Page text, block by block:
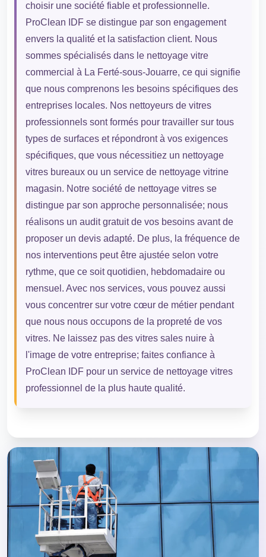
choisir une société fiable et professionnelle.
ProClean IDF se distingue par son engagement
envers la qualité et la satisfaction client. Nous
sommes spécialisés dans le nettoyage vitre
commercial à La Ferté-sous-Jouarre, ce qui signifie
que nous comprenons les besoins spécifiques des
entreprises locales. Nos nettoyeurs de vitres
professionnels sont formés pour travailler sur tous
types de surfaces et répondront à vos exigences
spécifiques, que vous nécessitiez un nettoyage
vitres bureaux ou un service de nettoyage vitrine
magasin. Notre société de nettoyage vitres se
distingue par son approche personnalisée; nous
réalisons un audit gratuit de vos besoins avant de
proposer un devis adapté. De plus, la fréquence de
nos interventions peut être ajustée selon votre
rythme, que ce soit quotidien, hebdomadaire ou
mensuel. Avec nos services, vous pouvez aussi
vous concentrer sur votre cœur de métier pendant
que nous nous occupons de la propreté de vos
vitres. Ne laissez pas des vitres sales nuire à
l'image de votre entreprise; faites confiance à
ProClean IDF pour un service de nettoyage vitres
professionnel de la plus haute qualité.